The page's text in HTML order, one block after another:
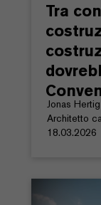
Tra
Jonas Hertig
Architetto
18.03.2026